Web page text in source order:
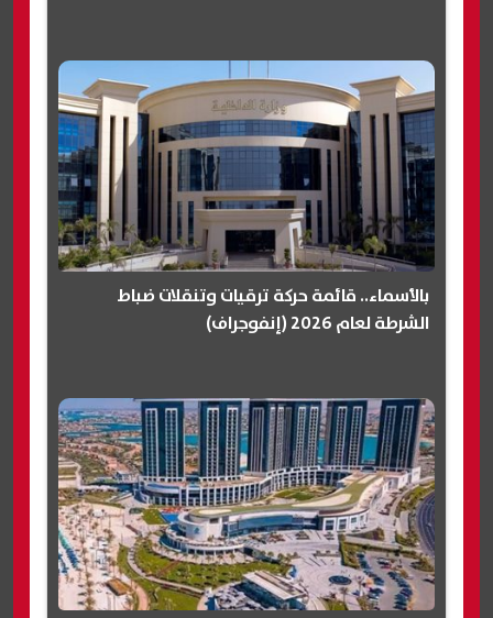
بالأسماء.. قائمة حركة ترقيات وتنقلات ضباط
الشرطة لعام 2026 (إنفوجراف)